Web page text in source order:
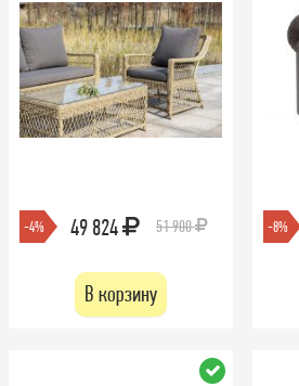
-4% 49 824 51 900
В корзину
-8%